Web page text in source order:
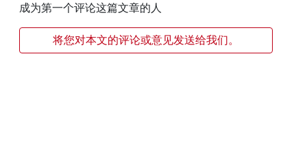
成为第一个评论这篇文章的人
将您对本文的评论或意见发送给我们。